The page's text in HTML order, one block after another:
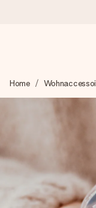
Wir bereiten dein
blitzschnell –
überreichen
4,8
Unsere
4,8 bei Google
die wir versenden).
Home